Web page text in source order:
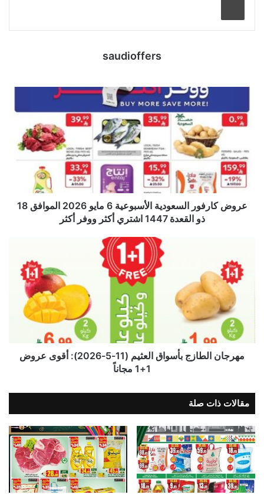
saudioffers
عروض كارفور السعودية الأسبوعية 6 مايو 2026 الموافق 18
ذو القعدة 1447 اشتري أكثر ووفر أكثر
مهرجان الطازج بأسواق العثيم (11-5-2026): أقوى عروض
1+1 مجاناً
مقالات ذات صلة